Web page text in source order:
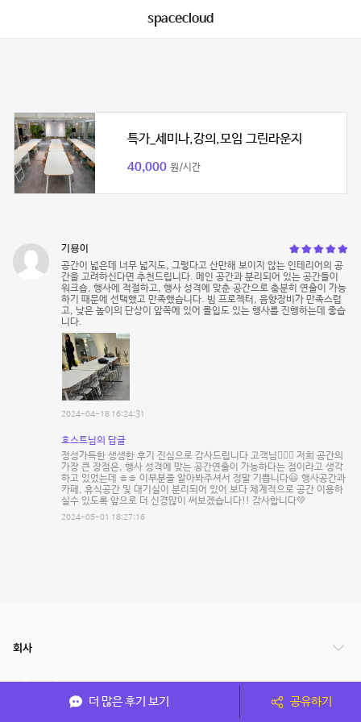
spacecloud
특가_세미나,강의,모임 그린라운지
40,000 원/시간
기묭이
공간이 넓은데 너무 넓지도, 그렇다고 산만해 보이지 않는 인테리어의 공
간을 고려하신다면 추천드립니다. 메인 공간과 분리되어 있는 공간들이
워크숍, 행사에 적절하고, 행사 성격에 맞춘 공간으로 충분히 연출이 가능
하기 때문에 선택했고 만족했습니다. 빔 프로젝터, 음향장비가 만족스럽
고, 낮은 높이의 단상이 앞쪽에 있어 몰입도 있는 행사를 진행하는데 좋습
니다.
2024-04-18 16:24:31
호스트님의 답글
정성가득한 생생한 후기 진심으로 감사드립니다 고객님🙇🏻‍♀️ 저희 공간의
가장 큰 장점은, 행사 성격에 맞는 공간연출이 가능하다는 점이라고 생각
하고 있었는데 ㅎㅎ 이부분을 알아봐주셔서 정말 기쁩니다😃 행사공간과
카페, 휴식공간 및 대기실이 분리되어 있어 보다 체계적으로 공간 이용하
실수 있도록 앞으로 더 신경많이 써보겠습니다!! 감사합니다💚
2024-05-01 18:27:16
더 많은 후기 보기 공유하기
회사